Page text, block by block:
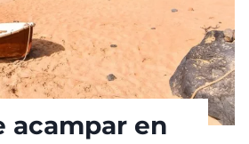
acampar en